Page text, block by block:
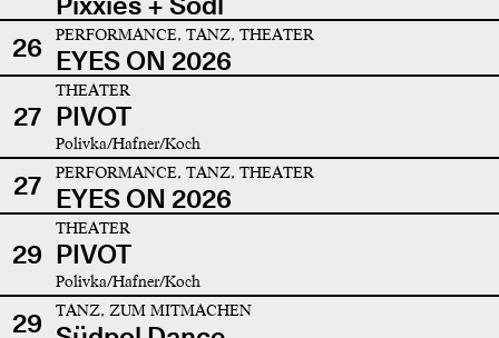
26
PERFORMANCE, TANZ, THEATER
EYES ON 2026
27
THEATER
PIVOT
Polivka/Hafner/Koch
27 PERFORMANCE, TANZ, THEATER
EYES ON 2026
29
THEATER
PIVOT
Polivka/Hafner/Koch
29 TANZ, ZUM MITMACHEN